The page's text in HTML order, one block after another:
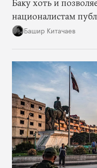
Баку хоть и
националистам
воссоединении, сам
Башир Китачаев